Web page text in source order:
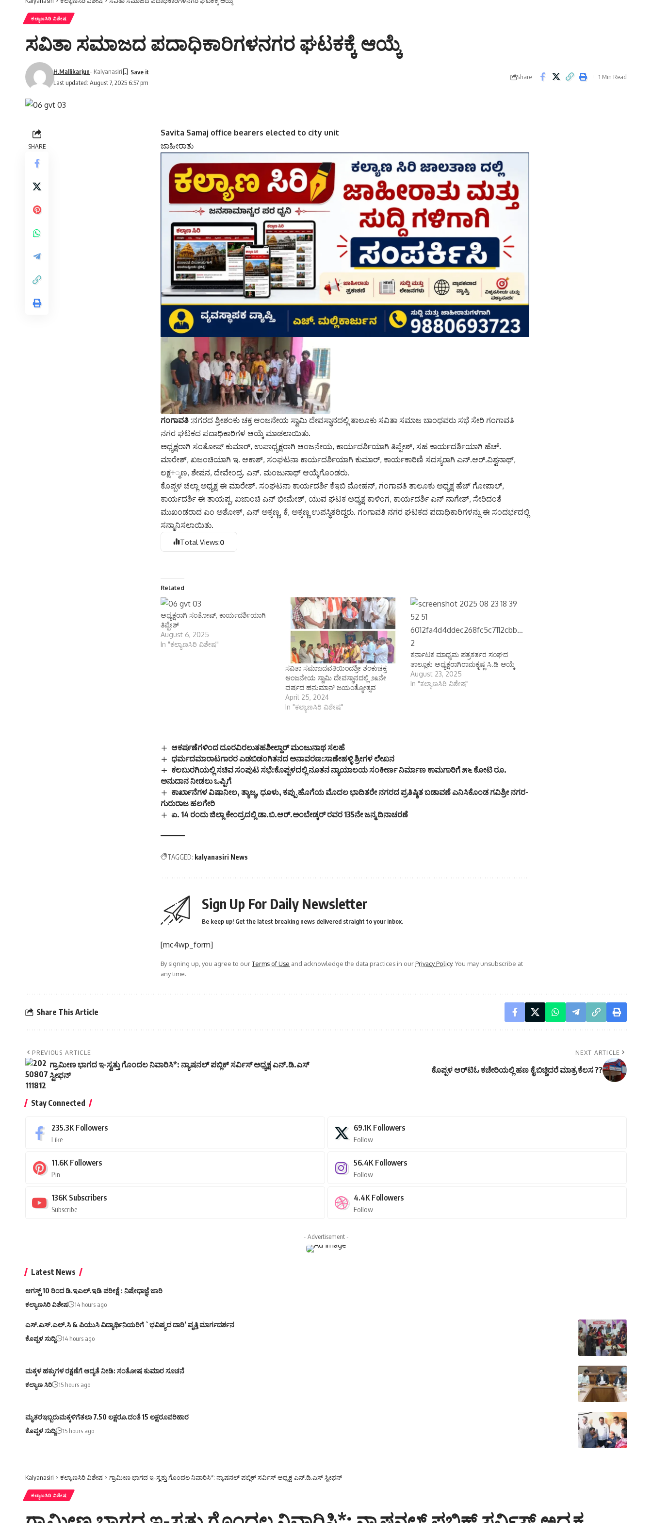
ಕಲ್ಯಾಣಸಿರಿ ವಿಶೇಷ
ಸವಿತಾ ಸಮಾಜದ ಪದಾಧಿಕಾರಿಗಳನಗರ ಘಟಕಕ್ಕೆ ಆಯ್ಕೆ
Last updated: August 7, 2025 6:57 pm
H.Mallikarjun- Kalyanasiri
Share 1 Min Read
SHARE
Savita Samaj office bearers elected to city unit
ಜಾಹೀರಾತು
ಗಂಗಾವತಿ :ನಗರದ ಶ್ರೀಶಂಕು ಚಕ್ರ ಆಂಜನೇಯ ಸ್ವಾಮಿ ದೇವಸ್ಥಾನದಲ್ಲಿ ತಾಲೂಕು ಸವಿತಾ ಸಮಾಜ ಬಾಂಧವರು ಸಭೆ ಸೇರಿ ಗಂಗಾವತಿ
ನಗರ ಘಟಕದ ಪದಾಧಿಕಾರಿಗಳ ಆಯ್ಕೆ ಮಾಡಲಾಯಿತು.
ಅಧ್ಯಕ್ಷರಾಗಿ ಸಂತೋಷ್ ಕುಮಾರ್, ಉಪಾಧ್ಯಕ್ಷರಾಗಿ ಆಂಜನೇಯ, ಕಾರ್ಯದರ್ಶಿಯಾಗಿ ತಿಪ್ಪೇಶ್, ಸಹ ಕಾರ್ಯದರ್ಶಿಯಾಗಿ ಹೆಚ್.
ಮಾರೇಶ್, ಖಜಂಚಿಯಾಗಿ ಇ. ಆಕಾಶ್, ಸಂಘಟನಾ ಕಾರ್ಯದರ್ಶಿಯಾಗಿ ಕುಮಾರ್, ಕಾರ್ಯಕಾರಿಣಿ ಸದಸ್ಯರಾಗಿ ಎನ್.ಆರ್.ವಿಶ್ವನಾಥ್,
ಲಕ್ಷ÷್ಮಣ, ಶೇಷನ, ದೇವೇಂದ್ರ. ಎನ್. ಮಂಜುನಾಥ್ ಆಯ್ಕೆಗೊಂಡರು.
ಕೊಪ್ಪಳ ಜಿಲ್ಲಾ ಅಧ್ಯಕ್ಷ ಈ ಮಾರೇಶ್. ಸಂಘಟನಾ ಕಾರ್ಯದರ್ಶಿ ಕೆಇಬಿ ಮೋಹನ್, ಗಂಗಾವತಿ ತಾಲೂಕು ಅಧ್ಯಕ್ಷ ಹೆಚ್ ಗೋಪಾಲ್,
ಕಾರ್ಯದರ್ಶಿ ಈ ತಾಯಪ್ಪ, ಖಜಾಂಚಿ ಎನ್ ಭೀಮೇಶ್, ಯುವ ಘಟಕ ಅಧ್ಯಕ್ಷ ಕಾಳಿಂಗ, ಕಾರ್ಯದರ್ಶಿ ಎನ್ ನಾಗೇಶ್, ಸೇರಿದಂತೆ
ಮುಖಂಡರಾದ ಎಂ ಅಶೋಕ್, ಎನ್ ಅಕ್ಕಣ್ಣ, ಕೆ, ಅಕ್ಕಣ್ಣ ಉಪಸ್ಥಿತರಿದ್ದರು. ಗಂಗಾವತಿ ನಗರ ಘಟಕದ ಪದಾಧಿಕಾರಿಗಳನ್ನು ಈ ಸಂದರ್ಭದಲ್ಲಿ
ಸನ್ಮಾನಿಸಲಾಯಿತು.
Total Views:0
Related
ಅಧ್ಯಕ್ಷರಾಗಿ ಸಂತೋಷ್, ಕಾರ್ಯದರ್ಶಿಯಾಗಿ
ತಿಪ್ಪೇಶ್
August 6, 2025
In "ಕಲ್ಯಾಣಸಿರಿ ವಿಶೇಷ"
ಸವಿತಾ ಸಮಾಜದವತಿಯಿಂದಶ್ರೀ ಶಂಕುಚಕ್ರ
ಆಂಜನೇಯ ಸ್ವಾಮಿ ದೇವಸ್ಥಾನದಲ್ಲಿ ೨೩ನೇ
ವರ್ಷದ ಹನುಮಾನ್ ಜಯಂತ್ಯೋತ್ಸವ
April 25, 2024
In "ಕಲ್ಯಾಣಸಿರಿ ವಿಶೇಷ"
ಕರ್ನಾಟಕ ಮಾಧ್ಯಮ ಪತ್ರಕರ್ತರ ಸಂಘದ
ತಾಲ್ಲೂಕು ಅಧ್ಯಕ್ಷರಾಗಿರಾಮಕೃಷ್ಣ ಸಿ.ಡಿ ಆಯ್ಕೆ
August 23, 2025
In "ಕಲ್ಯಾಣಸಿರಿ ವಿಶೇಷ"
ಆಕರ್ಷಣೆಗಳಿಂದ ದೂರವಿರಲುತಹಶೀಲ್ದಾರ್ ಮಂಜುನಾಥ ಸಲಹೆ
ಧರ್ಮದಮಾರಾಟಗಾರರ ಎಡಬಿಡಂಗಿತನದ ಅನಾವರಣ:ಸಾಣೇಹಳ್ಳಿ ಶ್ರೀಗಳ ಲೇಖನ
ಕಲಬುರಗಿಯಲ್ಲಿ ಸಚಿವ ಸಂಪುಟ ಸಭೆ:ಕೊಪ್ಪಳದಲ್ಲಿ ನೂತನ ನ್ಯಾಯಾಲಯ ಸಂಕೀರ್ಣ ನಿರ್ಮಾಣ ಕಾಮಗಾರಿಗೆ ೫೬ ಕೋಟಿ ರೂ.
ಅನುದಾನ ನೀಡಲು ಒಪ್ಪಿಗೆ
ಕಾರ್ಖಾನೆಗಳ ವಿಷಾನೀಲ, ತ್ಯಾಜ್ಯ, ಧೂಳು, ಕಪ್ಪು ಹೊಗೆಯ ಮೊದಲ ಭಾದಿತರೇ ನಗರದ ಪ್ರತಿಷ್ಠಿತ ಬಡಾವಣೆ ಎನಿಸಿಕೊಂಡ ಗವಿಶ್ರೀ ನಗರ-
ಗುರುರಾಜ ಹಲಗೇರಿ
ಏ. 14 ರಂದು ಜಿಲ್ಲಾ ಕೇಂದ್ರದಲ್ಲಿ ಡಾ.ಬಿ.ಆರ್.ಅಂಬೇಡ್ಕರ್ ರವರ 135ನೇ ಜನ್ಮ ದಿನಾಚರಣೆ
TAGGED: kalyanasiri News
Sign Up For Daily Newsletter
Be keep up! Get the latest breaking news delivered straight to your inbox.
[mc4wp_form]
By signing up, you agree to ourTerms of Use and acknowledge the data practices in ourPrivacy Policy. You may unsubscribe at
any time.
Share This Article
PREVIOUS ARTICLE
ಗ್ರಾಮೀಣ ಭಾಗದ ಇ-ಸ್ವತ್ತು ಗೊಂದಲ ನಿವಾರಿಸಿ*: ನ್ಯಾಷನಲ್ ಪಬ್ಲಿಕ್ ಸರ್ವಿಸ್ ಅಧ್ಯಕ್ಷ ಎನ್.ಡಿ.ಎಸ್
ಸ್ಟೀಫನ್
NEXT ARTICLE
ಕೊಪ್ಪಳ ಆರ್‌ಟಿಓ ಕಚೇರಿಯಲ್ಲಿ ಹಣ ಕೈ ಬಿಚ್ಚಿದರೆ ಮಾತ್ರ ಕೆಲಸ ??
Stay Connected
235.3K Followers
Like
69.1K Followers
Follow
11.6K Followers
Pin
56.4K Followers
Follow
136K Subscribers
Subscribe
4.4K Followers
Follow
- Advertisement -
Latest News
ಆಗಸ್ಟ್ 10 ರಿಂದ ಡಿ.ಇಎಲ್.ಇಡಿ ಪರೀಕ್ಷೆ : ನಿಷೇಧಾಜ್ಞೆ ಜಾರಿ
ಕಲ್ಯಾಣಸಿರಿ ವಿಶೇಷ 14 hours ago
ಎಸ್.ಎಸ್.ಎಲ್.ಸಿ & ಪಿಯುಸಿ ವಿದ್ಯಾರ್ಥಿನಿಯರಿಗೆ `ಭವಿಷ್ಯದ ದಾರಿ’ ವೃತ್ತಿ ಮಾರ್ಗದರ್ಶನ
ಕೊಪ್ಪಳ ಸುದ್ದಿ 14 hours ago
ಮಕ್ಕಳ ಹಕ್ಕುಗಳ ರಕ್ಷಣೆಗೆ ಆದ್ಯತೆ ನೀಡಿ: ಸಂತೋಷ ಕುಮಾರ ಸೂಚನೆ
ಕಲ್ಯಾಣ ಸಿರಿ 15 hours ago
ಮೃತರಇಬ್ಬರುಮಕ್ಕಳಿಗೆತಲಾ 7.50 ಲಕ್ಷರೂ.ದಂತೆ 15 ಲಕ್ಷರೂಪರಿಹಾರ
ಕೊಪ್ಪಳ ಸುದ್ದಿ 15 hours ago
Kalyanasiri > ಕಲ್ಯಾಣಸಿರಿ ವಿಶೇಷ > ಗ್ರಾಮೀಣ ಭಾಗದ ಇ-ಸ್ವತ್ತು ಗೊಂದಲ ನಿವಾರಿಸಿ*: ನ್ಯಾಷನಲ್ ಪಬ್ಲಿಕ್ ಸರ್ವಿಸ್ ಅಧ್ಯಕ್ಷ ಎನ್.ಡಿ.ಎಸ್ ಸ್ಟೀಫನ್
ಕಲ್ಯಾಣಸಿರಿ ವಿಶೇಷ